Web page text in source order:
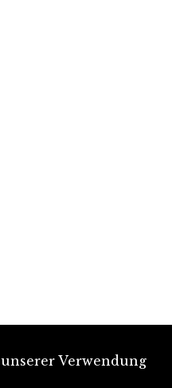
Verwendung